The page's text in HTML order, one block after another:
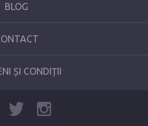
BLOG
ȘI CONDIȚII